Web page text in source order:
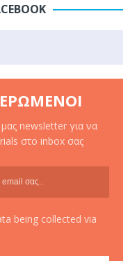
newsletter για να
στο inbox σας
being collected via